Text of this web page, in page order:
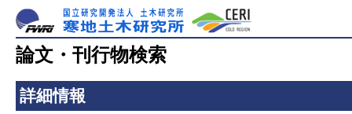
論文・刊行物検索
詳細情報